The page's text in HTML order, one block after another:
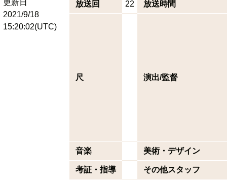
更新日
2021/9/18
15:20:02(UTC)
放送回 22 放送時間
尺 演出/監督
音楽 美術・デザイン
考証・指導 その他スタッフ